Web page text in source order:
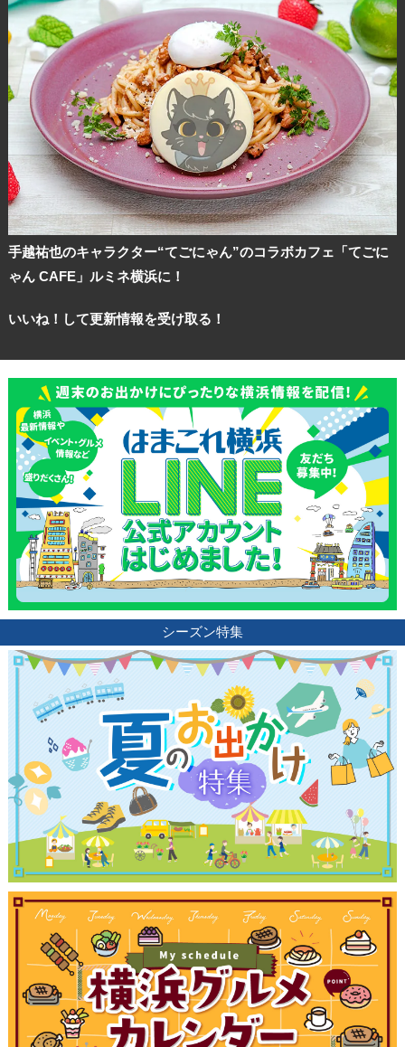
手越祐也のキャラクター“てごにゃん”のコラボカフェ「てごに
ゃん CAFE」ルミネ横浜に！
いいね！して更新情報を受け取る！
シーズン特集
サイトについて